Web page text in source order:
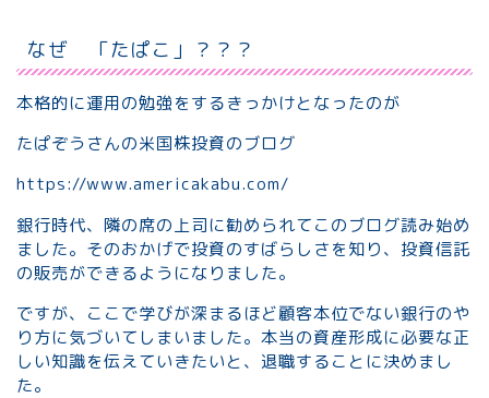
なぜ 「たぱこ」？？？
本格的に運用の勉強をするきっかけとなったのが
たぱぞうさんの米国株投資のブログ
https://www.americakabu.com/
銀行時代、隣の席の上司に勧められてこのブログ読み始め
ました。そのおかげで投資のすばらしさを知り、投資信託
の販売ができるようになりました。
ですが、ここで学びが深まるほど顧客本位でない銀行のや
り方に気づいてしまいました。本当の資産形成に必要な正
しい知識を伝えていきたいと、退職することに決めまし
た。